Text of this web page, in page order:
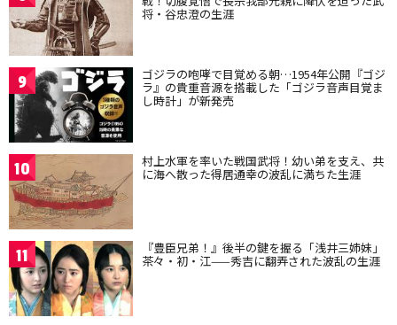
将・谷忠澄の生涯
9 ゴジラの咆哮で目覚める朝…1954年公開『ゴジ
ラ』の貴重音源を搭載した「ゴジラ音声目覚ま
し時計」が新発売
10 村上水軍を率いた戦国武将！幼い弟を支え、共
に海へ散った得居通幸の波乱に満ちた生涯
11 『豊臣兄弟！』後半の鍵を握る「浅井三姉妹」
茶々・初・江——秀吉に翻弄された波乱の生涯